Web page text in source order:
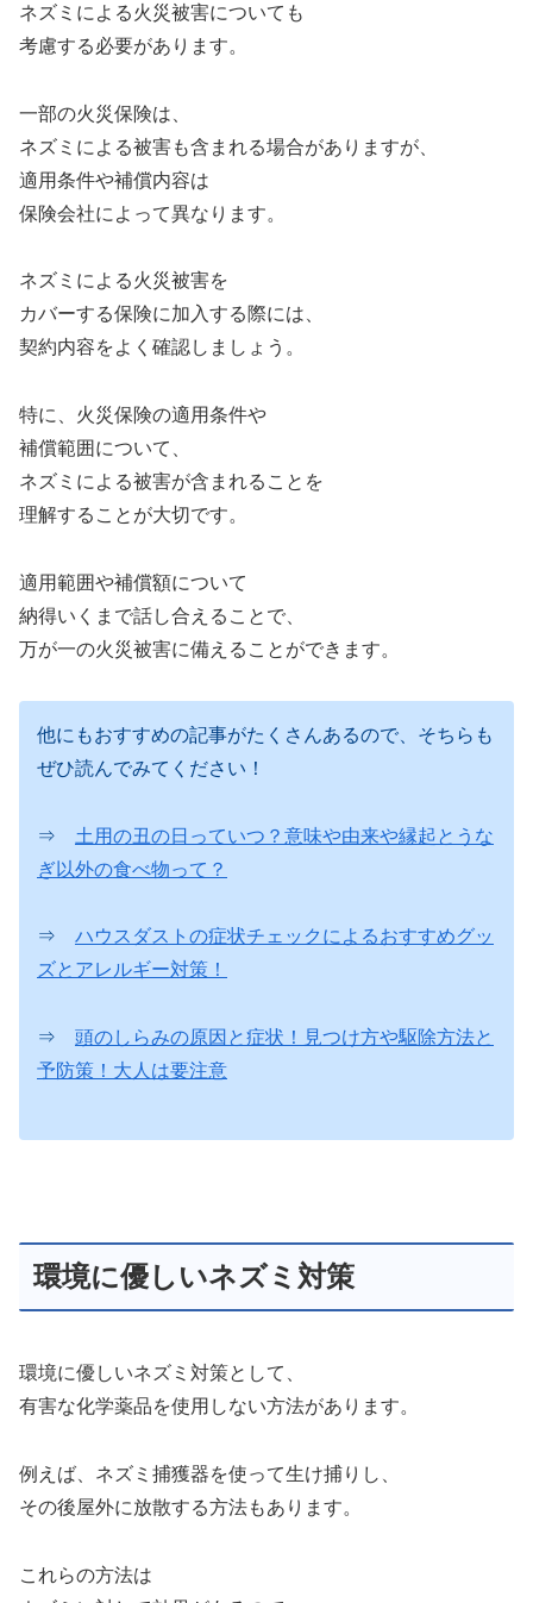
ネズミによる火災被害についても
考慮する必要があります。
一部の火災保険は、
ネズミによる被害も含まれる場合がありますが、
適用条件や補償内容は
保険会社によって異なります。
ネズミによる火災被害を
カバーする保険に加入する際には、
契約内容をよく確認しましょう。
特に、火災保険の適用条件や
補償範囲について、
ネズミによる被害が含まれることを
理解することが大切です。
適用範囲や補償額について
納得いくまで話し合えることで、
万が一の火災被害に備えることができます。
他にもおすすめの記事がたくさんあるので、そちらも
ぜひ読んでみてください！
⇒ 土用の丑の日っていつ？意味や由来や縁起とうな
ぎ以外の食べ物って？
⇒ ハウスダストの症状チェックによるおすすめグッ
ズとアレルギー対策！
⇒ 頭のしらみの原因と症状！見つけ方や駆除方法と
予防策！大人は要注意
環境に優しいネズミ対策
環境に優しいネズミ対策として、
有害な化学薬品を使用しない方法があります。
例えば、ネズミ捕獲器を使って生け捕りし、
その後屋外に放散する方法もあります。
これらの方法は